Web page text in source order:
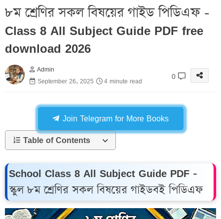
৮ম শ্রেণির সকল বিষয়ের গাইড পিডিএফ -
Class 8 All Subject Guide PDF free
download 2026
Admin
September 26, 2025
4 minute read 0
Join Telegram for More Books
Table of Contents
School Class 8 All Subject Guide PDF -
স্কুল ৮ম শ্রেণির সকল বিষয়ের গাইডবই পিডিএফ